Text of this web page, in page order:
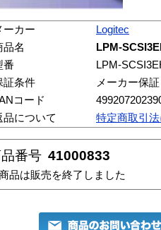
ーカー
Logitec
品名
LPM-
番
LPM-
証条件
メーカー保証
コード
品について
特定商取引
番号 41000833
品は販売を終了しました